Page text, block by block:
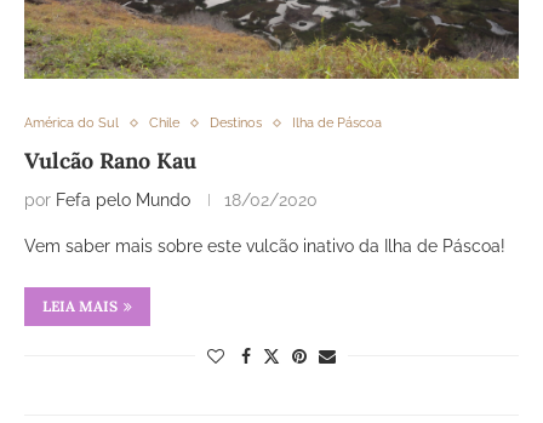
América do Sul Chile Destinos Ilha de Páscoa
Vulcão Rano Kau
por Fefa pelo Mundo 18/02/2020
Vem saber mais sobre este vulcão inativo da Ilha de Páscoa!
LEIA MAIS